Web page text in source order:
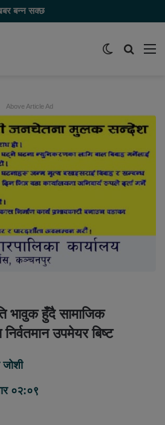
बन्न सक्छ
समाचार
Switch
Above Article Ad
भावुक हुँदै सामाजिक
उपमेयर बिष्ट
जोशी
०२:०९